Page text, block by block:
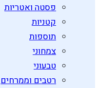
פסטה ואטריות
קטניות
תוספות
צמחוני
טבעוני
רטבים וממרחים